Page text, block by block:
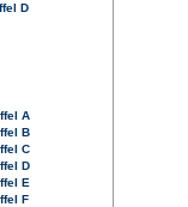
D
A
B
C
D
E
F